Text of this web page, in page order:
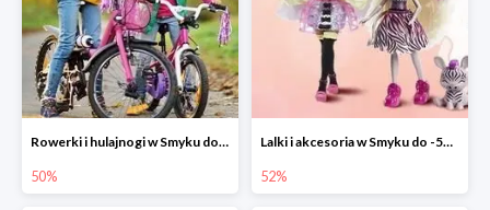
Rowerki i hulajnogi w Smyku do -50%
50%
Lalki i akcesoria w Smyku do -52%
52%